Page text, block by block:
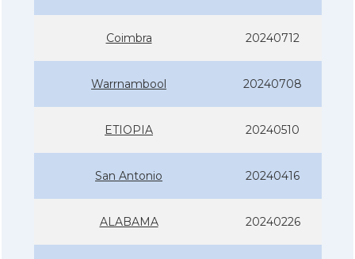
Coimbra 20240712
Warrnambool 20240708
ETIOPIA 20240510
San Antonio 20240416
ALABAMA 20240226